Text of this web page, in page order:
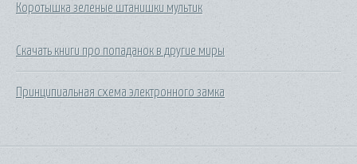
Коротышка зеленые штанишки мультик
Скачать книги про попаданок в другие миры
Принципиальная схема электронного замка